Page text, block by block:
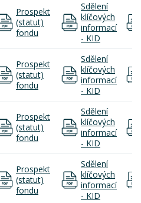
Prospekt
(statut)
fondu
Sdělení
klíčových
informací
- KID
Prospekt
(statut)
fondu
Sdělení
klíčových
informací
- KID
Prospekt
(statut)
fondu
Sdělení
klíčových
informací
- KID
Prospekt
(statut)
fondu
Sdělení
klíčových
informací
- KID